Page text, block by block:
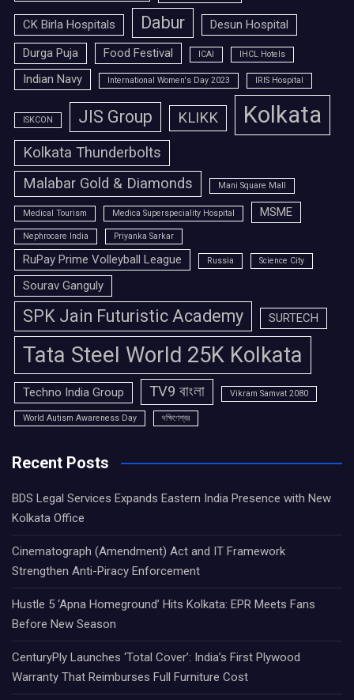
CK Birla Hospitals Dabur
Desun Hospital
Durga Puja
Food Festival ICAI IHCL Hotels
Indian Navy International Women's Day 2023 IRIS Hospital
ISKCON JIS Group KLIKK Kolkata
Kolkata Thunderbolts
Malabar Gold & Diamonds
Mani Square Mall
Medical Tourism Medica Superspeciality Hospital MSME
Nephrocare India Priyanka Sarkar
RuPay Prime Volleyball League Russia Science City
Sourav Ganguly
SPK Jain Futuristic Academy SURTECH
Tata Steel World 25K Kolkata
Techno India Group TV9 বাংলা Vikram Samvat 2080
World Autism Awareness Day দক্ষিণেশ্বর
Recent Posts
BDS Legal Services Expands Eastern India Presence with New
Kolkata Office
Cinematograph (Amendment) Act and IT Framework
Strengthen Anti-Piracy Enforcement
Hustle 5 ‘Apna Homeground’ Hits Kolkata: EPR Meets Fans
Before New Season
CenturyPly Launches ‘Total Cover’: India’s First Plywood
Warranty That Reimburses Full Furniture Cost